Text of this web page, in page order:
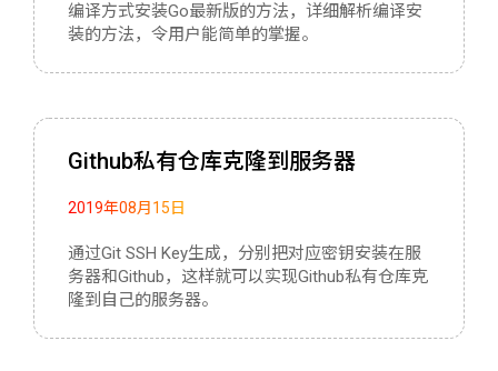
编译方式安装Go最新版的方法，详细解析编译安
装的方法，令用户能简单的掌握。
Github私有仓库克隆到服务器
2019年08月15日
通过Git SSH Key生成，分别把对应密钥安装在服
务器和Github，这样就可以实现Github私有仓库克
隆到自己的服务器。